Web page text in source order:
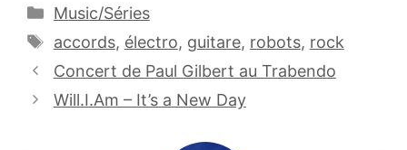
Catégories
Music/Séries
Étiquettes
accords, électro, guitare, robots, rock
Concert de Paul Gilbert au Trabendo
Will.I.Am – It’s a New Day